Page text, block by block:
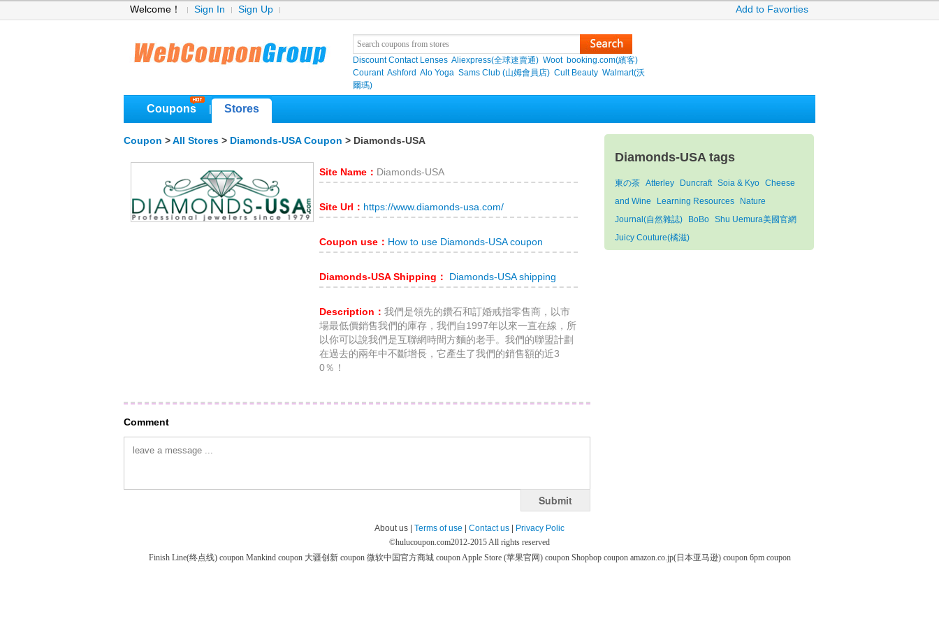
Welcome！ Sign In Sign Up Add to Favorties
Discount Contact Lenses Aliexpress(全球速賣通) Woot booking.com(繽客)
Courant Ashford Alo Yoga Sams Club (山姆會員店) Cult Beauty Walmart(沃
爾瑪)
Coupons Stores
Coupon > All Stores > Diamonds-USA Coupon > Diamonds-USA
Site Name： Diamonds-USA
Site Url： https://www.diamonds-usa.com/
Coupon use： How to use Diamonds-USA coupon
Diamonds-USA Shipping： Diamonds-USA shipping
Description： 我們是領先的鑽石和訂婚戒指零售商，以市
場最低價銷售我們的庫存，我們自1997年以來一直在線，所
以你可以說我們是互聯網時間方麵的老手。我們的聯盟計劃
在過去的兩年中不斷增長，它產生了我們的銷售額的近3
0％！
Comment
Submit
Diamonds-USA tags
東の茶 Atterley Duncraft Soia & Kyo Cheese
and Wine
Learning Resources
Nature
Journal(自然雜誌)
BoBo Shu Uemura美國官網
Juicy Couture(橘滋)
About us | Terms of use Contact us
Privacy Polic
©hulucoupon.com2012-2015 All rights reserved
Finish Line(终点线) coupon Mankind coupon 大疆创新 coupon 微软中国官方商城 couponApple Store (苹果官网) coupon Shopbop coupon amazon.co.jp(日本亚马逊) coupon 6pm coupon